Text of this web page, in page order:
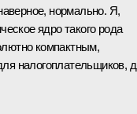
нормально. Я,
ядро такого рода
компактным,
налогоплательщиков,